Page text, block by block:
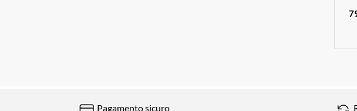
Pagamento sicuro